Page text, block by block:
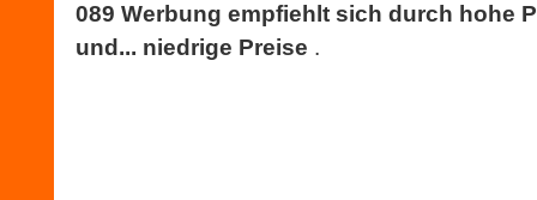
089 Werbung empfiehlt sich durch hohe
und... niedrige Preise .